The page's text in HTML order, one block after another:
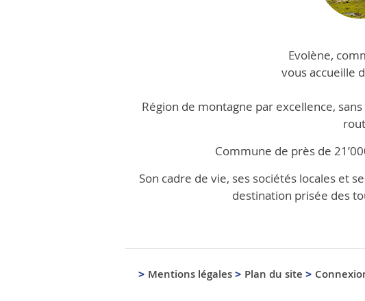
Evolène,
vous accueille
Région de montagne par excellence,
Commune de près de
Son cadre de vie, ses sociétés locales et
destination prisée des
Mentions légales Plan du site